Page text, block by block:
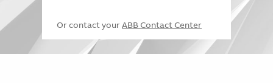
Or contact your ABB Contact Center